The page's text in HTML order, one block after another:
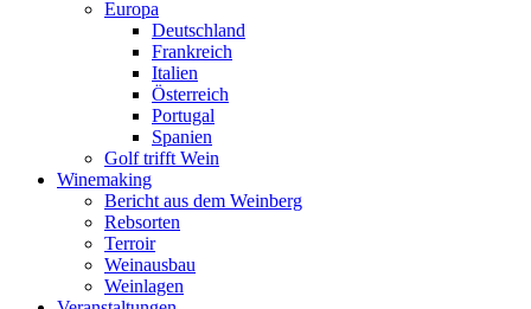
Europa
Deutschland
Frankreich
Italien
Österreich
Portugal
Spanien
Golf trifft Wein
Winemaking
Bericht aus dem Weinberg
Rebsorten
Terroir
Weinausbau
Weinlagen